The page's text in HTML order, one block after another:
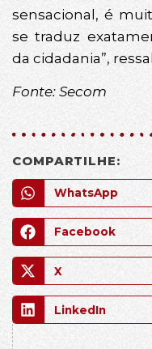
sensacional, é
se traduz
da cidadania”,
Fonte: Secom
COMPARTILHE:
WhatsApp
Facebook
X
LinkedIn